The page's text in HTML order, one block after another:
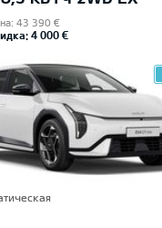
43 390 €
4 000 €